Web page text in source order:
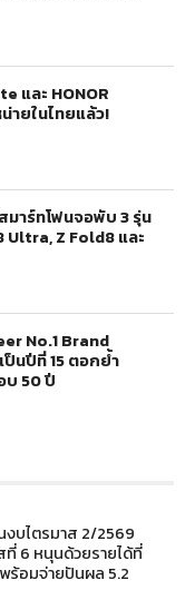
และ HONOR
ายในไทยแล้ว!
มาร์ทโฟนจอพับ 3 รุ่น
Ultra, Z Fold8 และ
No.1 Brand
นปีที่ 15 ตอกย้ำ
บ 50 ปี
งบไตรมาส 2/2569
ที่ 6 หนุนด้วยรายได้ที่
ร้อมจ่ายปันผล 5.2